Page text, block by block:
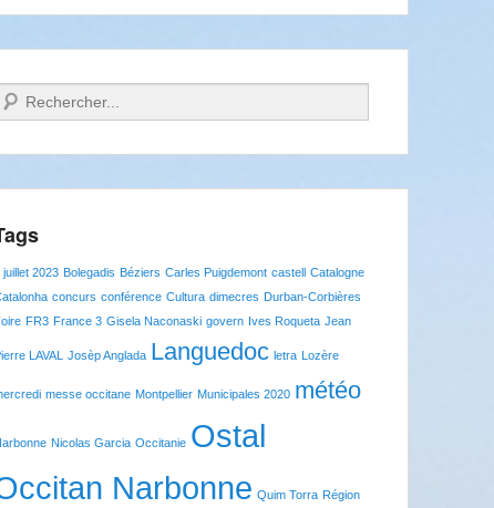
Recherche
juillet 2023 Bolegadis Béziers Carles Puigdemont castell Catalogne
concurs conférence Cultura dimecres Durban-Corbières
FR3 France 3 Gisela Naconaski govern Ives Roqueta Jean
LAVAL Josèp Anglada Languedoc letra Lozère
messe occitane Montpellier Municipales 2020 météo
Nicolas Garcia Occitanie Ostal
Narbonne Quim Torra Région